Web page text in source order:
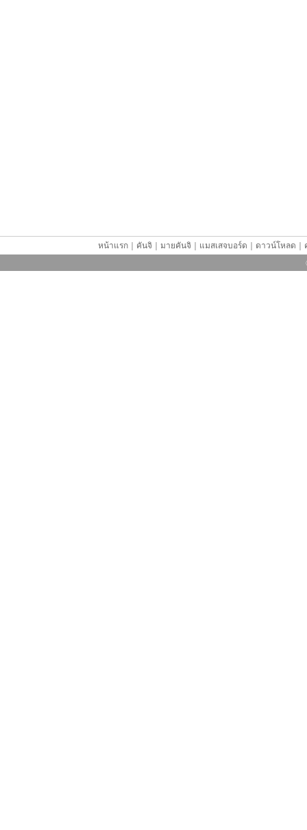
หน้าแรก คันจิ มายคันจิ แมสเสจบอร์ด ดาวน์โหลด